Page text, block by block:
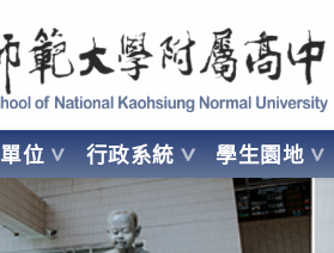
of National Kaohsiung Normal University
位 行政系統 學生園地
KAOHSIUNG NORMAL